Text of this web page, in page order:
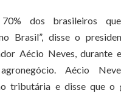
dos brasileiros
Brasil”, disse o
Aécio Neves, durante
Aécio
tributária e disse que o